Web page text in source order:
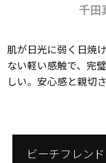
千田
肌が日光に弱く日焼
ない軽い感触で、完
しい。安心感と親切
ビーチフレン